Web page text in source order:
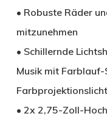
• Robuste Räder
mitzunehmen
• Schillernde
Musik mit
• 2x 2,75-Zoll-